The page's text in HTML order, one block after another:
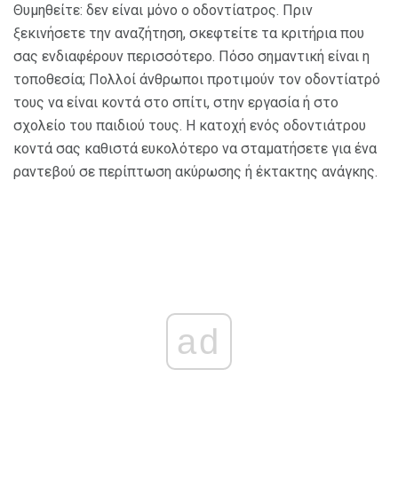
Θυμηθείτε: δεν είναι μόνο ο οδοντίατρος. Πριν
ξεκινήσετε την αναζήτηση, σκεφτείτε τα κριτήρια που
σας ενδιαφέρουν περισσότερο. Πόσο σημαντική είναι η
τοποθεσία; Πολλοί άνθρωποι προτιμούν τον οδοντίατρό
τους να είναι κοντά στο σπίτι, στην εργασία ή στο
σχολείο του παιδιού τους. Η κατοχή ενός οδοντιάτρου
κοντά σας καθιστά ευκολότερο να σταματήσετε για ένα
ραντεβού σε περίπτωση ακύρωσης ή έκτακτης ανάγκης.
ad